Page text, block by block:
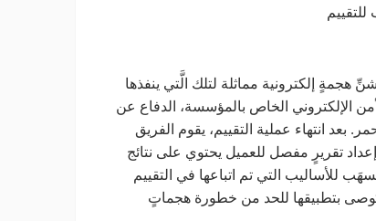
هجمةٍ إلكترونية مماثلة لتلك الَّتي ينفذها
الإلكتروني الخاص بالمؤسسة، الدفاع عن
بعد انتهاء عملية التقييم، يقوم الفريق
تقريرٍ مفصل للعميل يحتوي على نتائج
للأساليب التي تم اتباعها في التقييم
يُوصى بتطبيقها للحد من خطورة هجماتٍ